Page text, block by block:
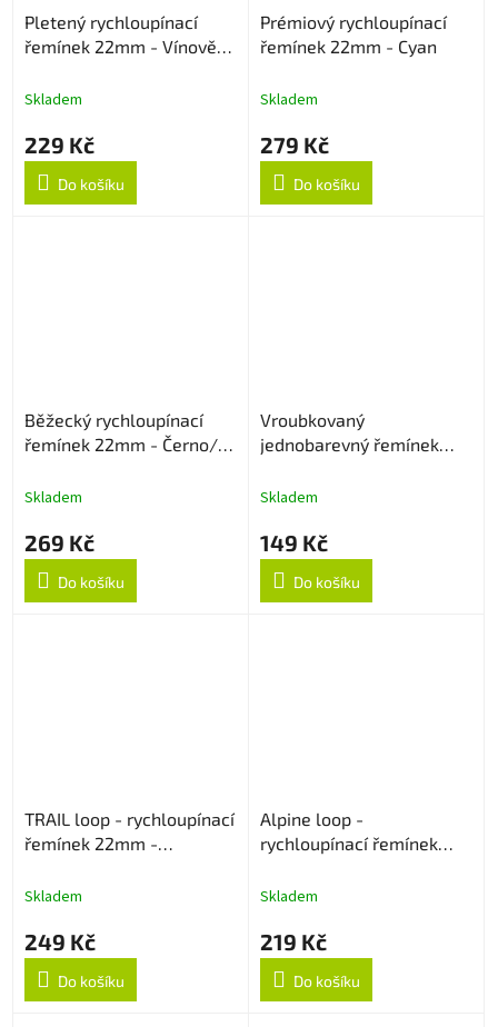
Pletený rychloupínací
řemínek 22mm - Vínově
Skladem
229 Kč
Do košíku
Prémiový rychloupínací
řemínek 22mm - Cyan
Skladem
279 Kč
Do košíku
Běžecký rychloupínací
řemínek 22mm - Černo/
Skladem
269 Kč
Do košíku
Vroubkovaný
jednobarevný řemínek
Skladem
149 Kč
Do košíku
TRAIL loop - rychloupínací
řemínek 22mm -
Skladem
249 Kč
Do košíku
Alpine loop -
rychloupínací řemínek
Skladem
219 Kč
Do košíku